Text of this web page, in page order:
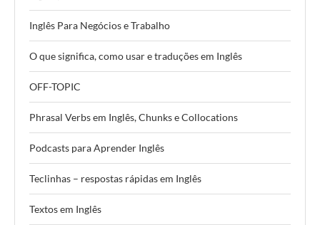
Inglês Para Negócios e Trabalho
O que significa, como usar e traduções em Inglês
OFF-TOPIC
Phrasal Verbs em Inglês, Chunks e Collocations
Podcasts para Aprender Inglês
Teclinhas – respostas rápidas em Inglês
Textos em Inglês